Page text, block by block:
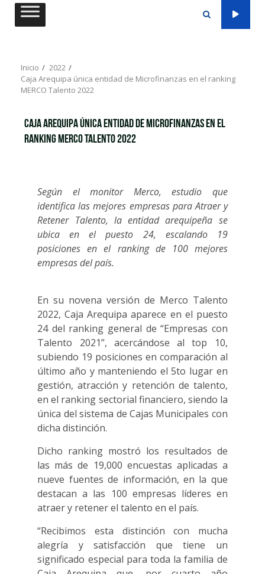
Saltar
Inicio
2022
Caja Arequipa única entidad de Microfinanzas en el ranking
MERCO Talento 2022
Caja Arequipa única entidad de Microfinanzas en el
ranking MERCO Talento 2022
Según el monitor Merco, estudio que
identifica las mejores empresas para Atraer y
Retener Talento, la entidad arequipeña se
ubica en el puesto 24, escalando 19
posiciones en el ranking de 100 mejores
empresas del país.
En su novena versión de Merco Talento
2022, Caja Arequipa aparece en el puesto
24 del ranking general de “Empresas con
Talento 2021”, acercándose al top 10,
subiendo 19 posiciones en comparación al
último año y manteniendo el 5to lugar en
gestión, atracción y retención de talento,
en el ranking sectorial financiero, siendo la
única del sistema de Cajas Municipales con
dicha distinción.
Dicho ranking mostró los resultados de
las más de 19,000 encuestas aplicadas a
nueve fuentes de información, en la que
destacan a las 100 empresas líderes en
atraer y retener el talento en el país.
“Recibimos esta distinción con mucha
alegría y satisfacción que tiene un
significado especial para toda la familia de